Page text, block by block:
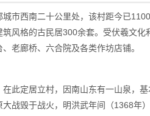
城市西南二十公里处，该村距今已
风格的古民居300余套。受伏羲文
老廊桥、六合院及各类作坊店铺。
在此定居立村，因南山东有一山泉，
战毁于战火，明洪武年间（1368年